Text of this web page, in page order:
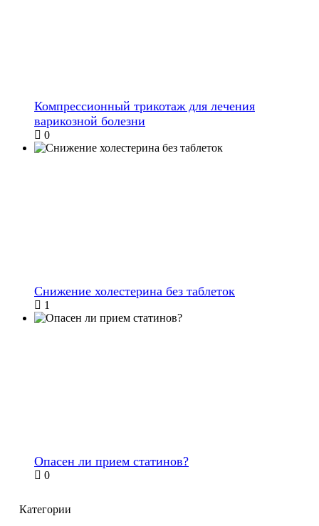
Компрессионный трикотаж для лечения
варикозной болезни
0
Снижение холестерина без таблеток
1
Опасен ли прием статинов?
0
Категории